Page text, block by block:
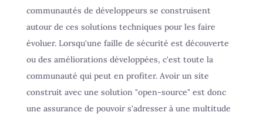
communautés de développeurs se construisent
autour de ces solutions techniques pour les faire
évoluer. Lorsqu'une faille de sécurité est découverte
ou des améliorations développées, c'est toute la
communauté qui peut en profiter. Avoir un site
construit avec une solution "open-source" est donc
une assurance de pouvoir s'adresser à une multitude